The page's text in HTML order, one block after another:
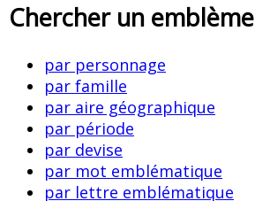
Chercher un emblème
par personnage
par famille
par aire géographique
par période
par devise
par mot emblématique
par lettre emblématique